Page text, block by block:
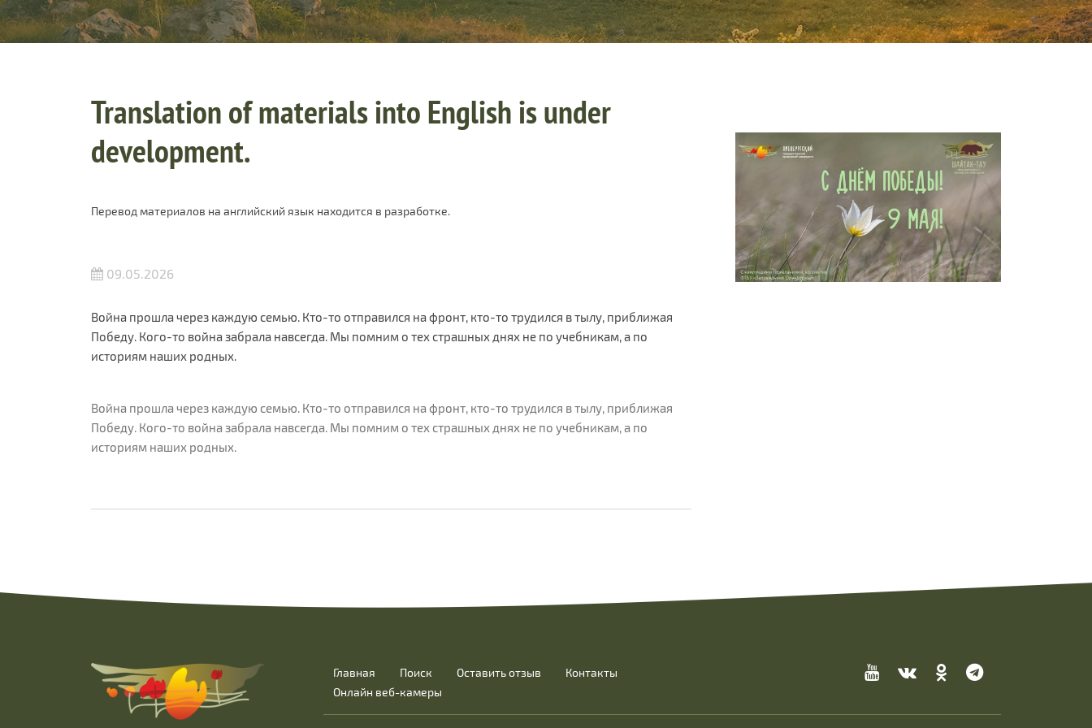
Translation of materials into English is under
development.
Перевод материалов на английский язык находится в разработке.
09.05.2026
Война прошла через каждую семью. Кто-то отправился на фронт, кто-то трудился в тылу, приближая
Победу. Кого-то война забрала навсегда. Мы помним о тех страшных днях не по учебникам, а по
историям наших родных.
Война прошла через каждую семью. Кто-то отправился на фронт, кто-то трудился в тылу, приближая
Победу. Кого-то война забрала навсегда. Мы помним о тех страшных днях не по учебникам, а по
историям наших родных.
Главная Поиск Оставить отзыв
Контакты
Онлайн веб-камеры